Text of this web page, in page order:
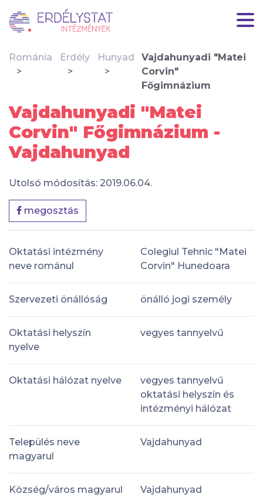
Románia Erdély Hunyad
Vajdahunyadi "Matei
Corvin"
Főgimnázium
Vajdahunyadi "Matei
Corvin" Főgimnázium -
Vajdahunyad
Utolsó módosítás: 2019.06.04.
megosztás
Oktatási intézmény
neve románul
Colegiul Tehnic "Matei
Corvin" Hunedoara
Szervezeti önállóság önálló jogi személy
Oktatási helyszín
nyelve
vegyes tannyelvű
Oktatási hálózat nyelve
vegyes tannyelvű
oktatási helyszín és
intézményi hálózat
Település neve
magyarul
Vajdahunyad
Község/város magyarul Vajdahunyad